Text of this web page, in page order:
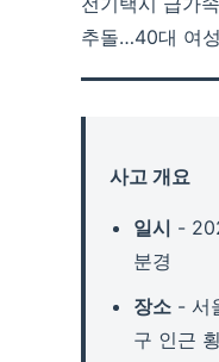
추돌…40대 여
사고 개요
일시 -
분경
장소 - 서
구 인근